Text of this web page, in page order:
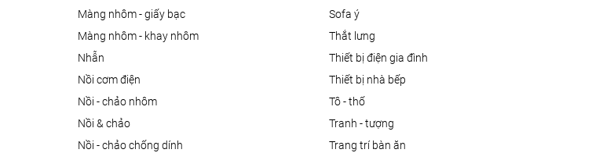
màng nhôm - giấy bạc
màng nhôm - khay nhôm
nhẫn
nồi cơm điện
nồi - chảo nhôm
nồi & chảo
nồi - chảo chống dính
sofa ý
thắt lưng
thiết bị điện gia đình
thiết bị nhà bếp
tô - thố
tranh - tượng
trang trí bàn ăn